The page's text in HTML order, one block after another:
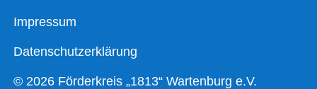
Impressum
Datenschutzerklärung
© 2026 Förderkreis „1813“ Wartenburg e.V.